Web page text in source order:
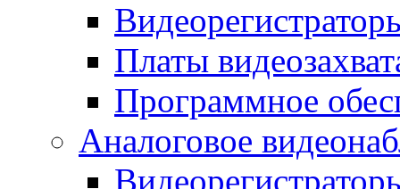
Платы
Программное
Аналоговое